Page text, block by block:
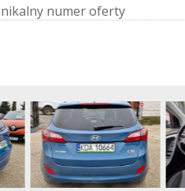
nikalny numeroferty